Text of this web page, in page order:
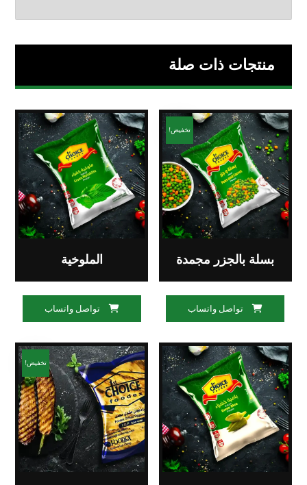
منتجات ذات صلة
تخفيض!
بسلة بالجزر مجمدة
تواصل واتساب
الملوخية
تواصل واتساب
تخفيض!